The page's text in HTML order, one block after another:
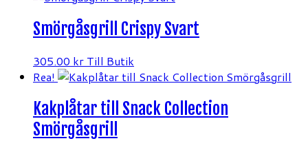
Smörgåsgrill Crispy Svart
305.00 kr Till Butik
Rea!
Kakplåtar till Snack Collection
Smörgåsgrill